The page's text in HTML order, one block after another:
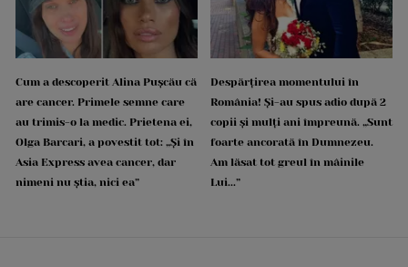
Cum a descoperit Alina Pușcău că
are cancer. Primele semne care
au trimis-o la medic. Prietena ei,
Olga Barcari, a povestit tot: „Și în
Asia Express avea cancer, dar
nimeni nu știa, nici ea”
Despărțirea momentului în
România! Și-au spus adio după 2
copii și mulți ani împreună. „Sunt
foarte ancorată în Dumnezeu.
Am lăsat tot greul în mâinile
Lui...”